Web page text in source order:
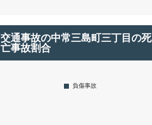
交通事故の中常三島町三丁目の死
亡事故割合